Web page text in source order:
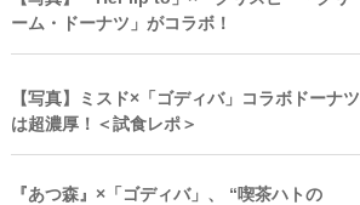
ーム・ドーナツ」がコラボ！
【写真】ミスド×「ゴディバ」コラボドーナツ
は超濃厚！＜試食レポ＞
『あつ森』×「ゴディバ」、 “喫茶ハトの